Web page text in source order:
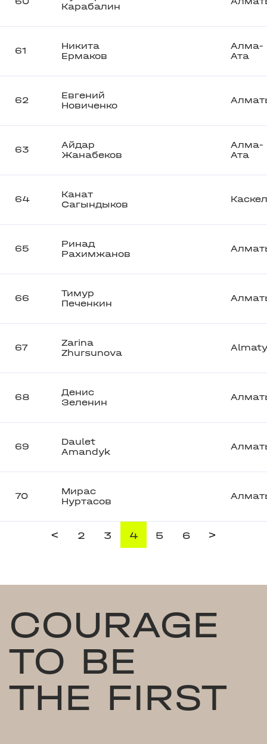
Карабалин
61
Никита
Ермаков
Алма-
Ата
62
Евгений
Новиченко
63
Айдар
Жанабеков
Алма-
Ата
64
Канат
Сагындыков
65
Ринад
Рахимжанов
66
Тимур
Печенкин
67
Zarina
Zhursunova
Almaty
68
Денис
Зеленин
69
Daulet
Amandyk
70
Мирас
Нуртасов
< 2 3 4 5 6 >
COURAGE
TO BE
THE FIRST